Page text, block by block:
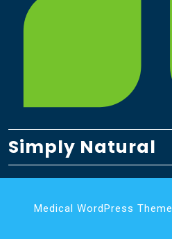
Simply Natural
Medical WordPress Theme